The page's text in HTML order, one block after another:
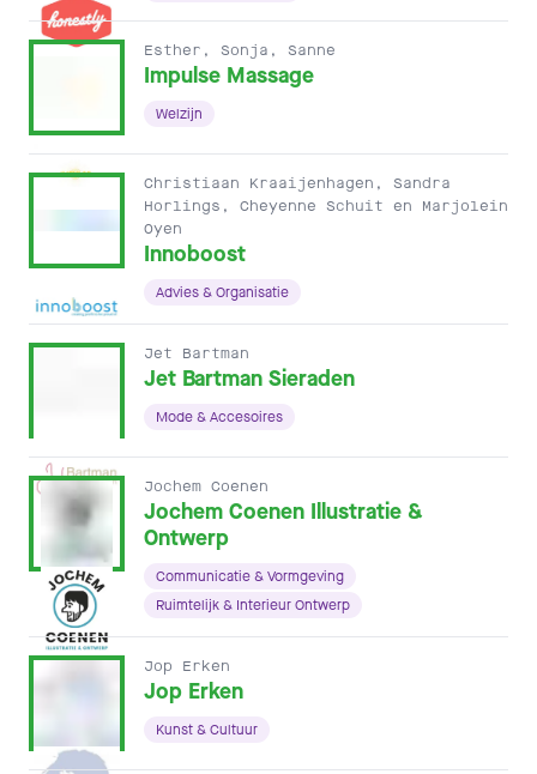
Esther, Sonja, Sanne
Impulse Massage
Welzijn
Christiaan Kraaijenhagen, Sandra
Horlings, Cheyenne Schuit en Marjolein
Oyen
Innoboost
Advies & Organisatie
Jet Bartman
Jet Bartman Sieraden
Mode & Accesoires
Jochem Coenen
Jochem Coenen Illustratie &
Ontwerp
Communicatie & Vormgeving
Ruimtelijk & Interieur Ontwerp
Jop Erken
Jop Erken
Kunst & Cultuur